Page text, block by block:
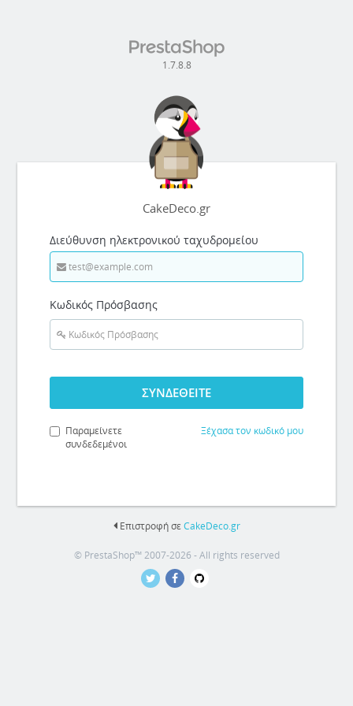
1.7.8.8
CakeDeco.gr
Διεύθυνση ηλεκτρονικού ταχυδρομείου
Κωδικός Πρόσβασης
ΣΥΝΔΕΘΕΊΤΕ
Παραμείνετε
συνδεδεμένοι
Ξέχασα τον κωδικό μου
Επιστροφή σε CakeDeco.gr
© PrestaShop™ 2007-2026 - All rights reserved